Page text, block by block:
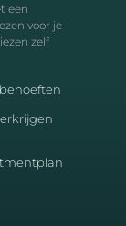
een
voor je
zelf